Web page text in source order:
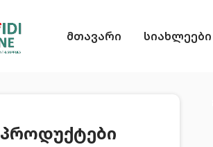
მთავარი სიახლეები
პროდუქტები